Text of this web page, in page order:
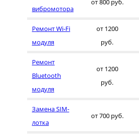
вибромотора
от 800 руб.
Ремонт Wi-Fi
модуля
от 1200
руб.
Ремонт
Bluetooth
модуля
от 1200
руб.
Замена SIM-
лотка
от 700 руб.